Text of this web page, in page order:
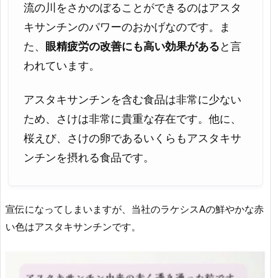
流の川をさかのぼることができるのはアスタ
キサンチンのパワーのおかげなのです。ま
た、 眼精疲労の改善にも高い効果があると言
われています。
アスタキサンチンを含む食品は非常に少ない
ため、さけは非常に貴重な存在です。他に、
桜えび、さけの卵であるいくらもアスタキサ
ンチンを摂れる食品です。
宣伝になってしまいますが、当社のラケシスAの鮮やかな赤
い色はアスタキサンチンです。